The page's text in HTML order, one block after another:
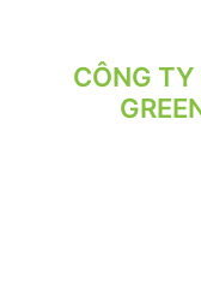
CÔNG TY